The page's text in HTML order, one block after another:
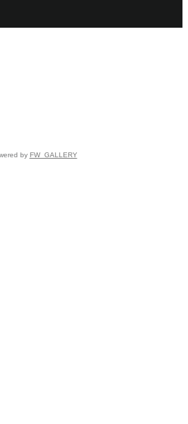
by FW_GALLERY